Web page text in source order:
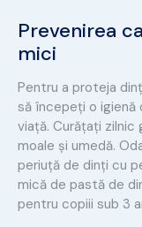
Prevenirea
mici
Pentru a proteja
să începeți o igienă
viață. Curățați zilnic
moale și umedă.
periuță de dinți cu
mică de pastă de
pentru copiii sub 3